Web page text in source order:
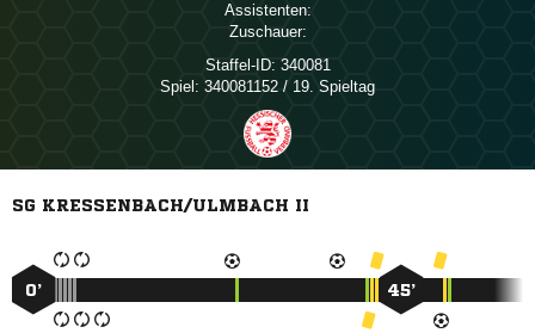
Assistenten:
Zuschauer:
Staffel-ID: 340081
Spiel: 340081152 / 19. Spieltag
SG KRESSENBACH/ULMBACH II
0’ 45’